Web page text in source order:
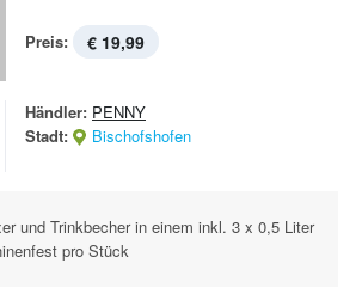
Preis: € 19,99
Händler: PENNY
Stadt:
Bischofshofen
und Trinkbecher in einem inkl. 3 x 0,5 Liter
pro Stück